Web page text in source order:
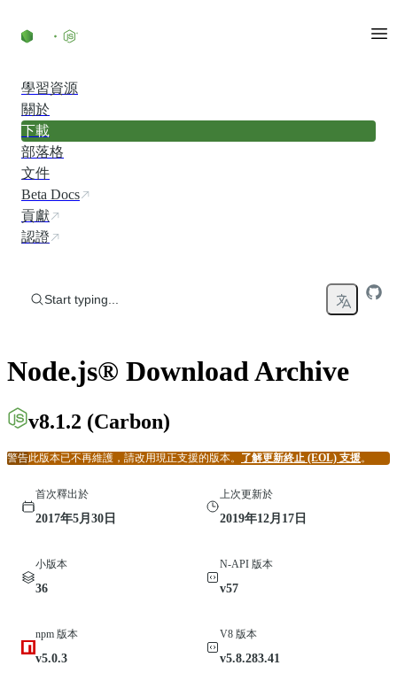
學習資源
關於
下載
部落格
文件
Beta Docs
貢獻
認證
Start typing...
Node.js® Download Archive
v8.1.2 (Carbon)
警告此版本已不再維護，請改用現正支援的版本。 了解更新終止 (EOL) 支援。
首次釋出於
2017年5月30日
上次更新於
2019年12月17日
小版本
36
N-API 版本
v57
npm 版本
v5.0.3
V8 版本
v5.8.283.41